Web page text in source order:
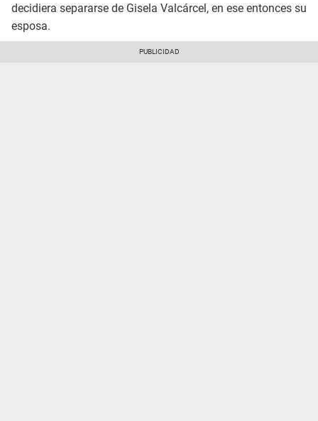
decidiera separarse de Gisela Valcárcel, en ese entonces su
esposa.